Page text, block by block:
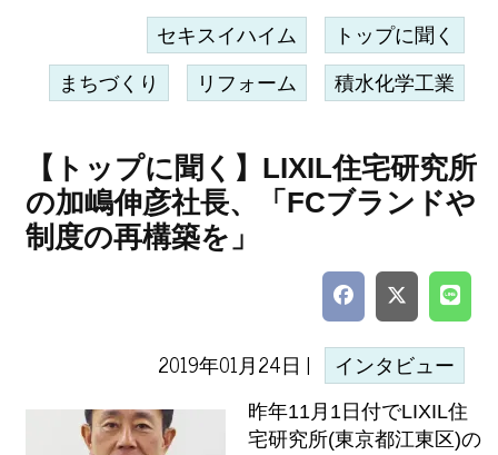
セキスイハイム トップに聞く
まちづくり リフォーム 積水化学工業
【トップに聞く】LIXIL住宅研究所
の加嶋伸彦社長、「FCブランドや
制度の再構築を」
2019年01月24日 | インタビュー
昨年11月1日付でLIXIL住
宅研究所(東京都江東区)の